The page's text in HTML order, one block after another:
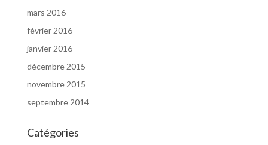
mars 2016
février 2016
janvier 2016
décembre 2015
novembre 2015
septembre 2014
Catégories